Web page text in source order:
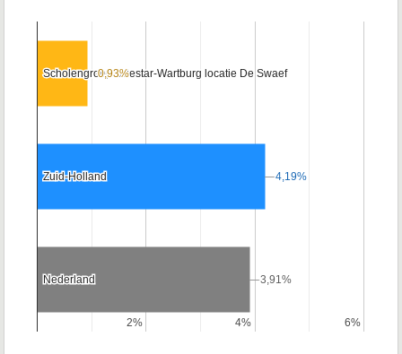
2%
2% 4%
4% 6%
6%
Scholengroep Driestar-Wartburg locatie De Swaef
Scholengroep Driestar-Wartburg locatie De Swaef
Zuid-Holland
Zuid-Holland
Nederland
Nederland
0,93%
0,93%
4,19%
4,19%
3,91%
3,91%